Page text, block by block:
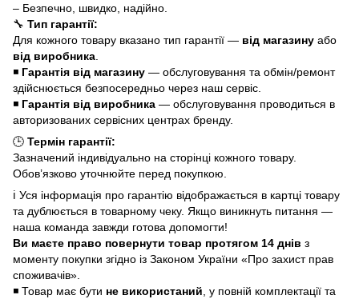
– Безпечно, швидко, надійно.
🔧 Тип гарантії:
Для кожного товару вказано тип гарантії — від магазину або
від виробника
◾ Гарантія від магазину — обслуговування та обмін/ремонт
здійснюється безпосередньо через наш сервіс.
◾ Гарантія від виробника — обслуговування проводиться в
авторизованих сервісних центрах бренду.
🕒 Термін гарантії:
Зазначений індивідуально на сторінці кожного товару.
Обов’язково уточнюйте перед покупкою.
ℹ️ Уся інформація про гарантію відображається в картці товару
та дублюється в товарному чеку. Якщо виникнуть питання —
наша команда завжди готова допомогти!
Ви маєте право повернути товар протягом 14 днів з
моменту покупки згідно із Законом України «Про захист прав
споживачів».
◾ Товар має бути не використаний , у повній комплектації та